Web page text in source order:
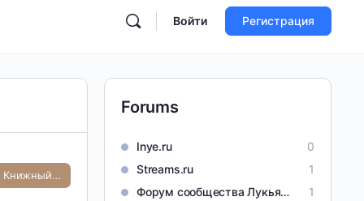
Войти Регистрация
Лукьяненко Книжный Клуб
Forums
Inye.ru
0
Streams.ru
1
Форум сообщества Лукьяненко С. В.
1